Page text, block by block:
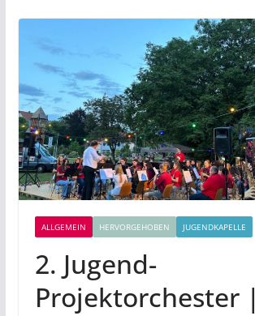
ALLGEMEIN HERVORGEHOBEN JUGENDKAPELLE
2. Jugend-
Projektorchester |